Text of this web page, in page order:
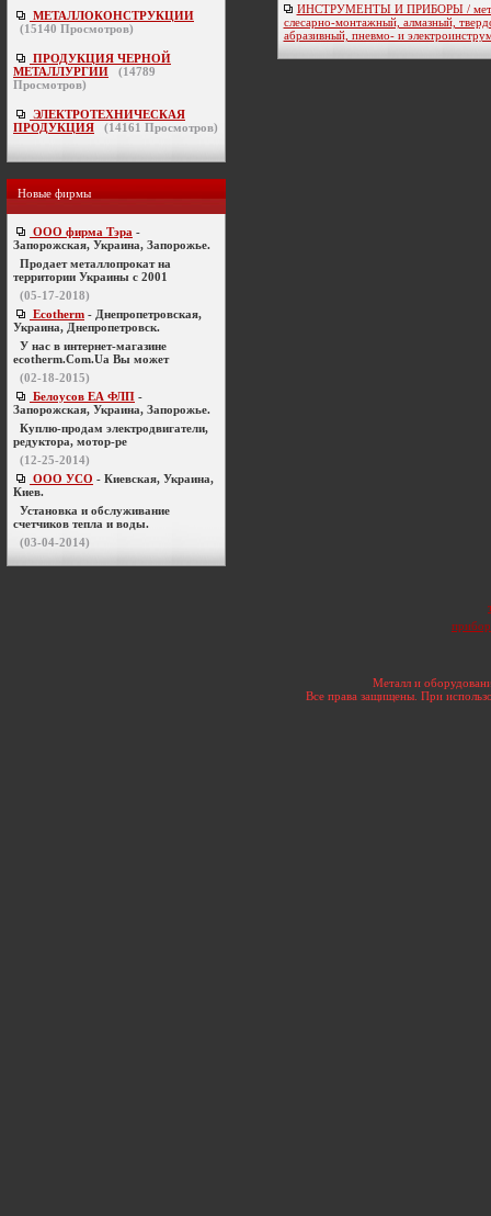
МЕТАЛЛОКОНСТРУКЦИИ
(15140 Просмотров)
ПРОДУКЦИЯ ЧЕРНОЙ
МЕТАЛЛУРГИИ
(14789
Просмотров)
ЭЛЕКТРОТЕХНИЧЕСКАЯ
ПРОДУКЦИЯ
(14161 Просмотров)
Новые фирмы
ООО фирма Тэра -
Запорожская, Украина, Запорожье.
Продает металлопрокат на
территории Украины с 2001
(05-17-2018)
Ecotherm - Днепропетровская,
Украина, Днепропетровск.
У нас в интернет-магазине
ecotherm.Com.Ua Вы может
(02-18-2015)
Белоусов ЕА ФЛП -
Запорожская, Украина, Запорожье.
Куплю-продам электродвигатели,
редуктора, мотор-ре
(12-25-2014)
ООО УСО - Киевская, Украина,
Киев.
Установка и обслуживание
счетчиков тепла и воды.
(03-04-2014)
ИНСТРУМЕНТЫ И ПРИБОРЫ /
слесарно-монтажный, алмазный,
абразивный, пневмо- и
Металл и
Все права защищены. При